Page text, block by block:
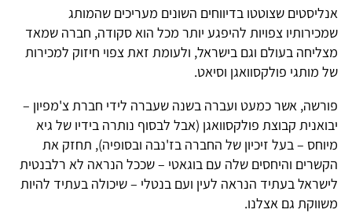
אנליסטים שצוטטו בדיווחים השונים מעריכים שהמותג
שמכירותיו צפויות להיפגע יותר מכל הוא סקודה, חברה שמאד
מצליחה בעולם וגם בישראל, ולעומת זאת צפוי חיזוק למכירות
של מותגי פולקסוואגן וסיאט.
פורשה, אשר כמעט ועברה בשנה שעברה לידי חברת צ'מפיון –
יבואנית קבוצת פולקסוואגן (אבל לבסוף נותרה בידיו של גיא
מיוחס – בעל זיכיון של החברה בז'נבה ובסופיה), תחזק את
הקשרים והיחסים שלה עם בוגאטי – שככל הנראה לא רלבנטית
לישראל בעתיד הנראה לעין ועם בנטלי – שיכולה בעתיד להיות
משווקת גם אצלנו.